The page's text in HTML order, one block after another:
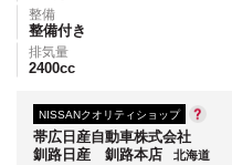
整備
整備付き
排気量
2400cc
NISSANクオリティショップ
帯広日産自動車株式会社
釧路日産 釧路本店
北海道